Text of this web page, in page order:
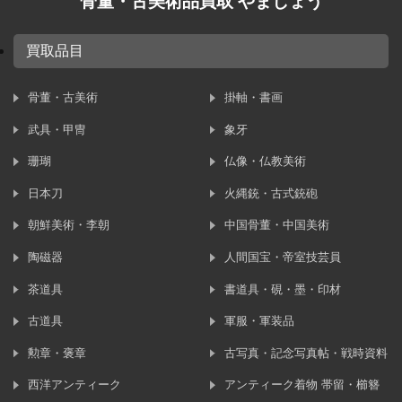
買取品目
骨董・古美術 掛軸・書画
武具・甲冑 象牙
珊瑚 仏像・仏教美術
日本刀 火縄銃・古式銃砲
朝鮮美術・李朝 中国骨董・中国美術
陶磁器 人間国宝・帝室技芸員
茶道具 書道具・硯・墨・印材
古道具 軍服・軍装品
勲章・褒章 古写真・記念写真帖・戦時資料
西洋アンティーク アンティーク着物 帯留・櫛簪